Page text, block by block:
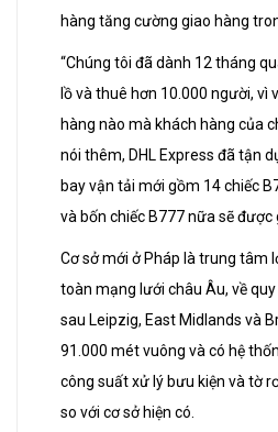
hàng tăng cường giao hàng
“Chúng tôi đã dành 12 tháng
lồ và thuê hơn 10.000 người, vì
hàng nào mà khách hàng của
nói thêm, DHL Express đã tận
bay vận tải mới gồm 14 chiếc
và bốn chiếc B777 nữa sẽ
Cơ sở mới ở Pháp là trung tâm
toàn mạng lưới châu Âu, về
sau Leipzig, East Midlands và
91.000 mét vuông và có hệ
công suất xử lý bưu kiện và tờ
so với cơ sở hiện có.